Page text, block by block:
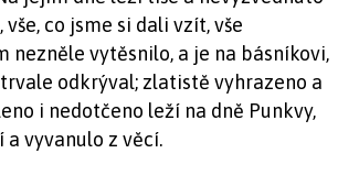
co jsme si dali vzít, vše
nezněle vytěsnilo, a je na básníkovi,
odkrýval; zlatistě vyhrazeno a
i nedotčeno leží na dně Punkvy,
vyvanulo z věcí.